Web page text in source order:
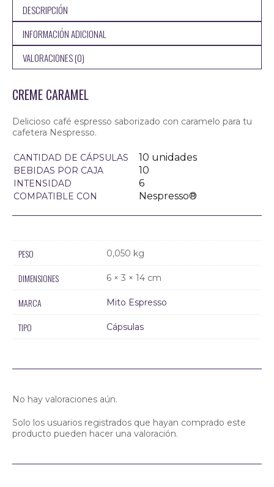
DESCRIPCIÓN
INFORMACIÓN ADICIONAL
VALORACIONES (0)
CREME CARAMEL
Delicioso café espresso saborizado con caramelo para tu
cafetera Nespresso.
CANTIDAD DE CÁPSULAS 10 unidades
BEBIDAS POR CAJA 10
INTENSIDAD 6
COMPATIBLE CON Nespresso®
PESO 0,050 kg
DIMENSIONES 6 × 3 × 14 cm
MARCA Mito Espresso
TIPO Cápsulas
No hay valoraciones aún.
Solo los usuarios registrados que hayan comprado este
producto pueden hacer una valoración.